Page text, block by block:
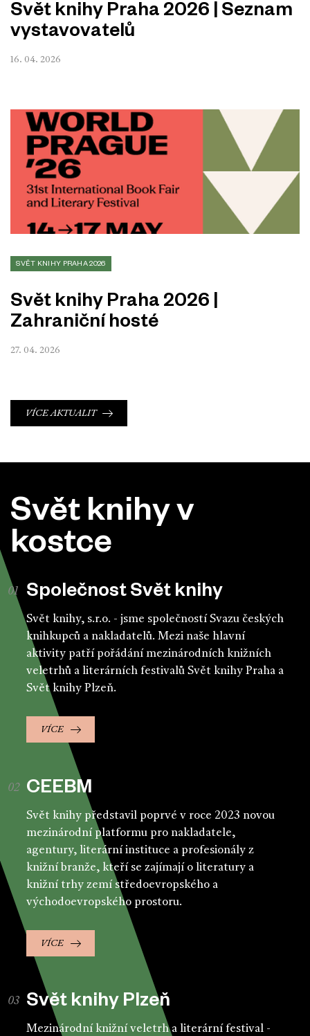
Svět knihy Praha 2026 | Seznam
vystavovatelů
16. 04. 2026
SVĚT KNIHY PRAHA 2026
Svět knihy Praha 2026 |
Zahraniční hosté
27. 04. 2026
VÍCE AKTUALIT
Svět knihy v
kostce
Společnost Svět knihy
Svět knihy, s.r.o. - jsme společností Svazu českých
knihkupců a nakladatelů. Mezi naše hlavní
aktivity patří pořádání mezinárodních knižních
veletrhů a literárních festivalů Svět knihy Praha a
Svět knihy Plzeň.
VÍCE
CEEBM
Svět knihy představil poprvé v roce 2023 novou
mezinárodní platformu pro nakladatele,
agentury, literární instituce a profesionály z
knižní branže, kteří se zajímají o literatury a
knižní trhy zemí středoevropského a
východoevropského prostoru.
VÍCE
Svět knihy Plzeň
Mezinárodní knižní veletrh a literární festival -